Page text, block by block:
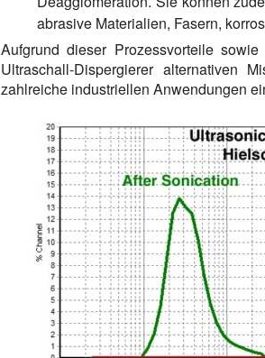
abrasive Materialien, Fasern,
Aufgrund dieser Prozessvorteile
Ultraschall-Dispergierer alternativen
zahlreiche industriellen Anwendungen